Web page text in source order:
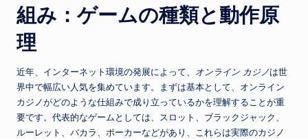
組み：ゲームの種類と動作原
理
近年、インターネット環境の発展によって、 オンライン カジノは世
界中で幅広い人気を集めています。まずは基本として、オンライン
カジノがどのような仕組みで成り立っているかを理解することが重
要です。代表的なゲームとしては、スロット、ブラックジャック、
ルーレット、バカラ、ポーカーなどがあり、これらは実際のカジノ